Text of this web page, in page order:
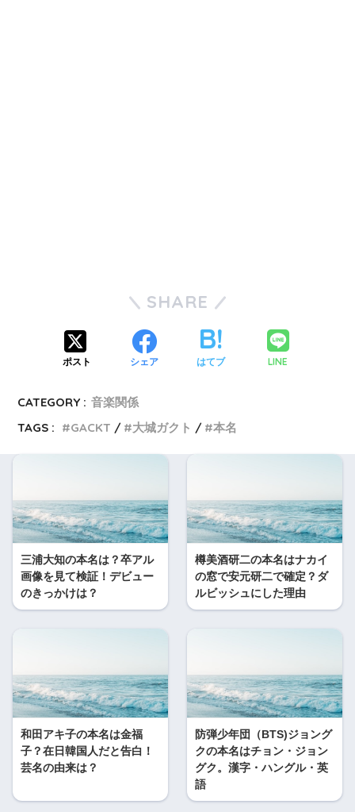
SHARE
ポスト シェア はてブ LINE
CATEGORY : 音楽関係
TAGS :
GACKT 大城ガクト 本名
三浦大知の本名は？卒アル
画像を見て検証！デビュー
のきっかけは？
樽美酒研二の本名はナカイ
の窓で安元研二で確定？ダ
ルビッシュにした理由
和田アキ子の本名は金福
子？在日韓国人だと告白！
芸名の由来は？
防弾少年団（BTS)ジョング
クの本名はチョン・ジョン
グク。漢字・ハングル・英
語